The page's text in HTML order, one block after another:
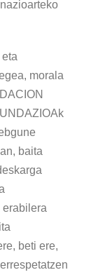
morala
baita
erabilera
beti ere,